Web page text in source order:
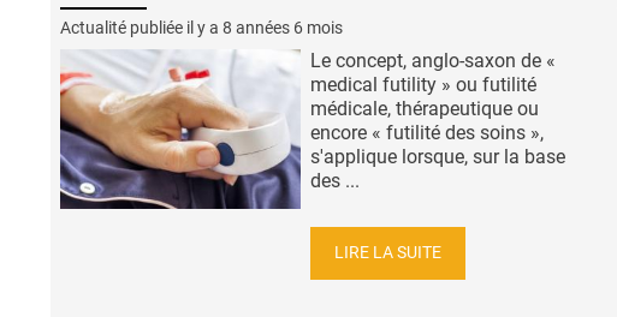
Actualité publiée il y a 8 années 6 mois
Le concept, anglo-saxon de «
medical futility » ou futilité
médicale, thérapeutique ou
encore « futilité des soins »,
s'applique lorsque, sur la base
des ...
LIRE LA SUITE